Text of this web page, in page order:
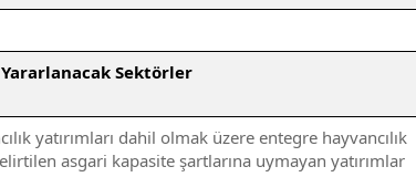
Sektörler
yatırımları dahil olmak üzere entegre hayvancılık
asgari kapasite şartlarına uymayan yatırımlar